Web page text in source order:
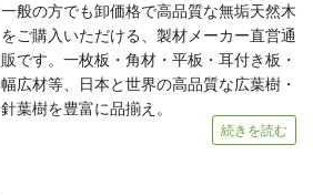
一般の方でも卸価格で高品質な無垢天然木
をご購入いただける、製材メーカー直営通
販です。一枚板・角材・平板・耳付き板・
幅広材等、日本と世界の高品質な広葉樹・
針葉樹を豊富に品揃え。
続きを読む